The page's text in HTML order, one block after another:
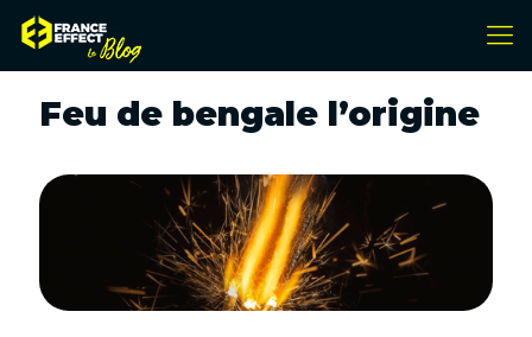
Feu de bengale l’origine